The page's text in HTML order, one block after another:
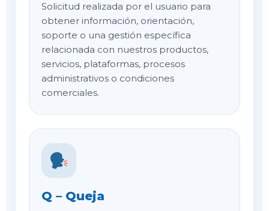
Solicitud realizada por el usuario para
obtener información, orientación,
soporte o una gestión específica
relacionada con nuestros productos,
servicios, plataformas, procesos
administrativos o condiciones
comerciales.
Q – Queja